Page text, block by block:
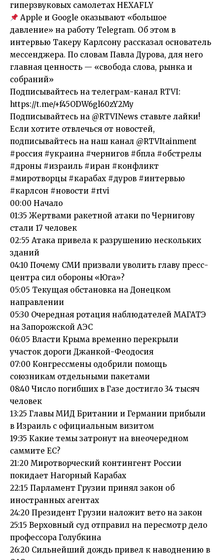
гиперзвуковых самолетах HEXAFLY
Apple и Google оказывают «большое
давление» на работу Telegram. Об этом в
интервью Такеру Карлсону рассказал основатель
мессенджера. По словам Павла Дурова, для него
главная ценность — «свобода слова, рынка и
собраний»
Подписывайтесь на телеграм-канал RTVI:
https://t.me/+f45ODW6gl60zY2My
Подписывайтесь на @RTVINews ставьте лайки!
Если хотите отвлечься от новостей,
подписывайтесь на наш канал @RTVItainment
#россия #украина #чернигов #бпла #обстрелы
#дроны #израиль #иран #конфликт
#миротворцы #карабах #дуров #интервью
#карлсон #новости #rtvi
00:00 Начало
01:35 Жертвами ракетной атаки по Чернигову
стали 17 человек
02:55 Атака привела к разрушению нескольких
зданий
04:10 Почему СМИ призвали уволить главу пресс-
центра сил обороны «Юга»?
05:05 Текущая обстановка на Донецком
направлении
05:30 Очередная ротация наблюдателей МАГАТЭ
на Запорожской АЭС
06:05 Власти Крыма временно перекрыли
участок дороги Джанкой-Феодосия
07:00 Конгрессмены одобрили помощь
союзникам отдельными пакетами
08:40 Число погибших в Газе достигло 34 тысяч
человек
13:25 Главы МИД Британии и Германии прибыли
в Израиль с официальным визитом
19:35 Какие темы затронут на внеочередном
саммите ЕС?
21:20 Миротворческий контингент России
покидает Нагорный Карабах
22:15 Парламент Грузии принял закон об
иностранных агентах
24:20 Президент Грузии наложит вето на закон
25:15 Верховный суд отправил на пересмотр дело
профессора Голубкина
26:20 Сильнейший дождь привел к наводнению в